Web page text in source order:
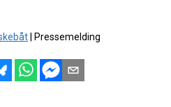
Pressemelding